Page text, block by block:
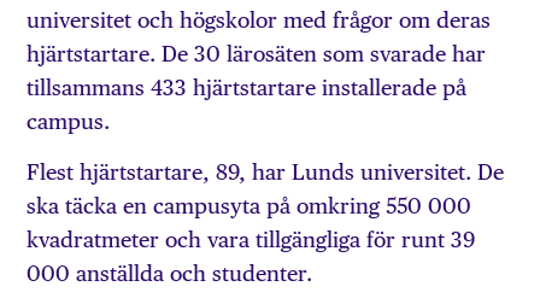
universitet och högskolor med frågor om deras
hjärtstartare. De 30 lärosäten som svarade har
tillsammans 433 hjärtstartare installerade på
campus.
Flest hjärtstartare, 89, har Lunds universitet. De
ska täcka en campusyta på omkring 550 000
kvadratmeter och vara tillgängliga för runt 39
000 anställda och studenter.